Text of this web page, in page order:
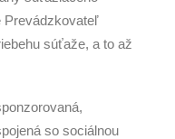
Prevádzkovateľ
súťaže, a to až
so sociálnou